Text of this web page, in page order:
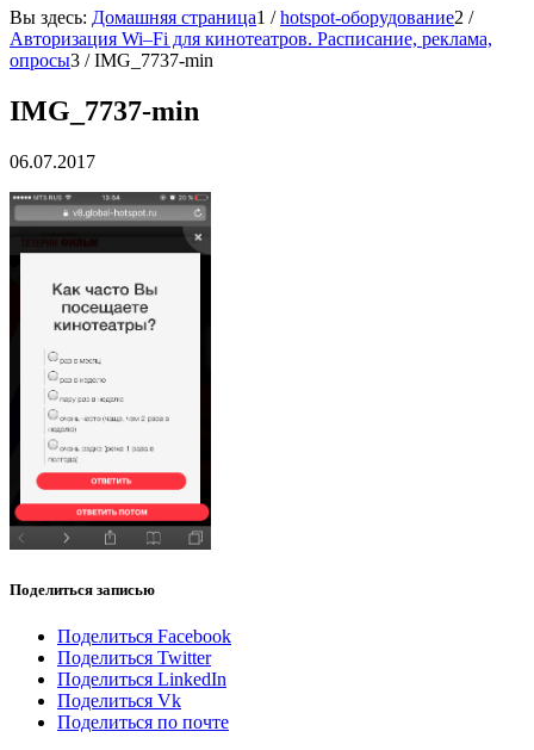
Вы здесь: Домашняя страница1 / hotspot-оборудование2 /
Авторизация Wi–Fi для кинотеатров. Расписание, реклама,
опросы3 / IMG_7737-min
IMG_7737-min
06.07.2017
Поделиться записью
Поделиться Facebook
Поделиться Twitter
Поделиться LinkedIn
Поделиться Vk
Поделиться по почте